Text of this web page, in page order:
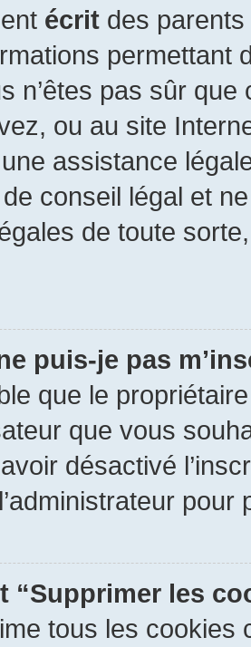
écrit des parents
permettant
n’êtes pas sûr
ou au site
assistance
conseil légal et
de toute
puis-je pas
que le
que vous
désactivé
“Supprimer les
tous les cookies